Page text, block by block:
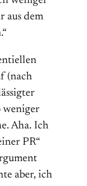
aus dem
(nach
weniger
Aha. Ich
PR“
aber, ich